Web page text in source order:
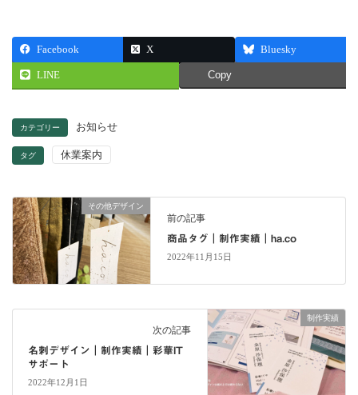
Facebook X Bluesky
LINE Copy
カテゴリー お知らせ
タグ 休業案内
その他デザイン
前の記事
商品タグ｜制作実績｜ha.co
2022年11月15日
制作実績
次の記事
名刺デザイン｜制作実績｜彩華IT
サポート
2022年12月1日